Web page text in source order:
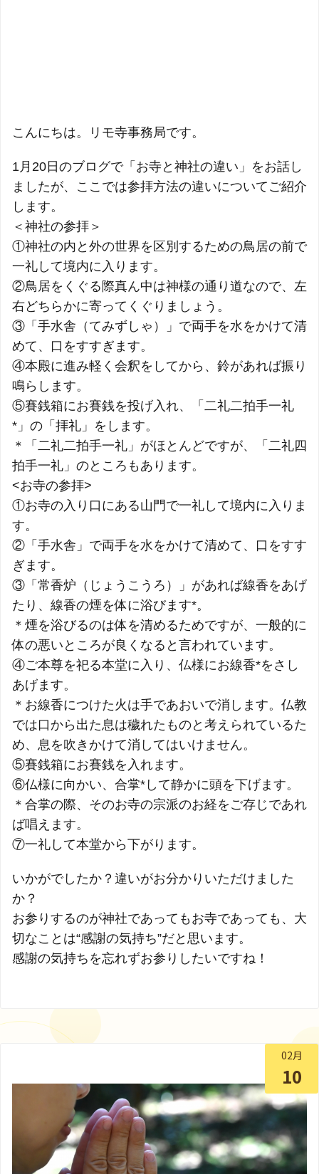
こんにちは。リモ寺事務局です。
1月20日のブログで「お寺と神社の違い」をお話し
ましたが、ここでは参拝方法の違いについてご紹介
します。
＜神社の参拝＞
①神社の内と外の世界を区別するための鳥居の前で
一礼して境内に入ります。
②鳥居をくぐる際真ん中は神様の通り道なので、左
右どちらかに寄ってくぐりましょう。
③「手水舎（てみずしゃ）」で両手を水をかけて清
めて、口をすすぎます。
④本殿に進み軽く会釈をしてから、鈴があれば振り
鳴らします。
⑤賽銭箱にお賽銭を投げ入れ、「二礼二拍手一礼
*」の「拝礼」をします。
＊「二礼二拍手一礼」がほとんどですが、「二礼四
拍手一礼」のところもあります。
<お寺の参拝>
①お寺の入り口にある山門で一礼して境内に入りま
す。
②「手水舎」で両手を水をかけて清めて、口をすす
ぎます。
③「常香炉（じょうこうろ）」があれば線香をあげ
たり、線香の煙を体に浴びます*。
＊煙を浴びるのは体を清めるためですが、一般的に
体の悪いところが良くなると言われています。
④ご本尊を祀る本堂に入り、仏様にお線香*をさし
あげます。
＊お線香につけた火は手であおいで消します。仏教
では口から出た息は穢れたものと考えられているた
め、息を吹きかけて消してはいけません。
⑤賽銭箱にお賽銭を入れます。
⑥仏様に向かい、合掌*して静かに頭を下げます。
＊合掌の際、そのお寺の宗派のお経をご存じであれ
ば唱えます。
⑦一礼して本堂から下がります。
いかがでしたか？違いがお分かりいただけました
か？
お参りするのが神社であってもお寺であっても、大
切なことは“感謝の気持ち”だと思います。
感謝の気持ちを忘れずお参りしたいですね！
02月
10